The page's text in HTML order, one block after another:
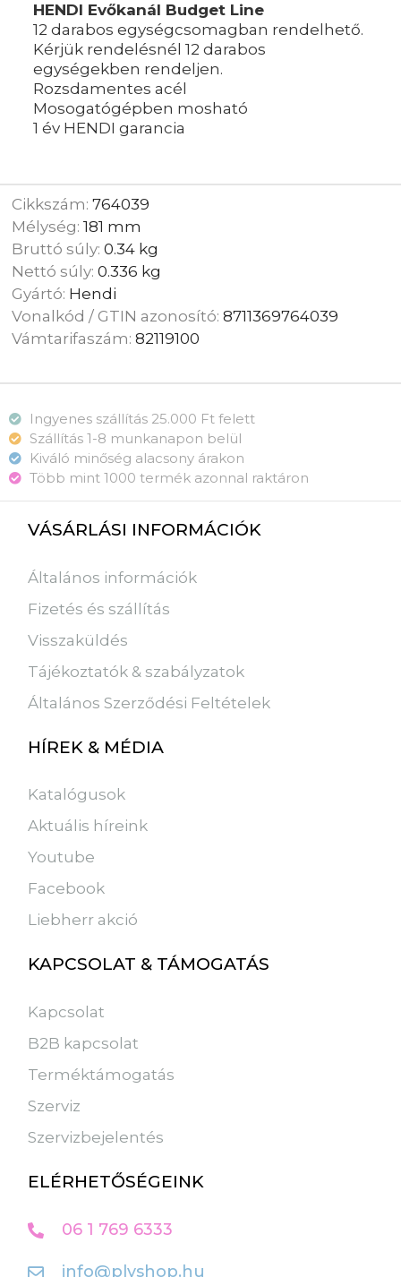
HENDI Evőkanál Budget Line
12 darabos egységcsomagban rendelhető.
Kérjük rendelésnél 12 darabos
egységekben rendeljen.
Rozsdamentes acél
Mosogatógépben mosható
1 év HENDI garancia
Cikkszám:764039
Mélység:181 mm
Bruttó súly:0.34 kg
Nettó súly:0.336 kg
Gyártó: Hendi
Vonalkód / GTIN azonosító:8711369764039
Vámtarifaszám:82119100
Ingyenes szállítás 25.000 Ft felett
Szállítás 1-8 munkanapon belül
Kiváló minőség alacsony árakon
Több mint 1000 termék azonnal raktáron
VÁSÁRLÁSI INFORMÁCIÓK
Általános információk
Fizetés és szállítás
Visszaküldés
Tájékoztatók & szabályzatok
Általános Szerződési Feltételek
HÍREK & MÉDIA
Katalógusok
Aktuális híreink
Youtube
Facebook
Liebherr akció
KAPCSOLAT & TÁMOGATÁS
Kapcsolat
B2B kapcsolat
Terméktámogatás
Szerviz
Szervizbejelentés
ELÉRHETŐSÉGEINK
06 1 769 6333
info@plvshop.hu